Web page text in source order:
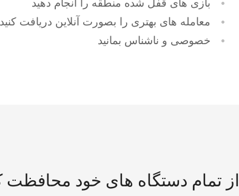
بازی های قفل شده منطقه را انجام دهید
معامله های بهتری را بصورت آنلاین دریافت کنید
خصوصی و ناشناس بمانید
از تمام دستگاه های خود محافظت